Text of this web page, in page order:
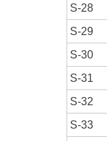
S-28
S-29
S-30
S-31
S-32
S-33